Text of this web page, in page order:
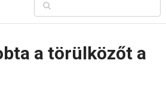
a törülközőt a